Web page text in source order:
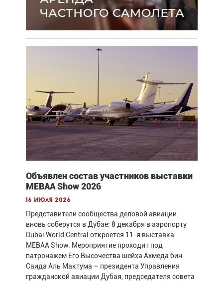
Объявлен состав участников выставки
MEBAA Show 2026
16 июля 2026
Представители сообщества деловой авиации
вновь соберутся в Дубае: 8 декабря в аэропорту
Dubai World Central откроется 11-я выставка
MEBAA Show. Мероприятие проходит под
патронажем Его Высочества шейха Ахмеда бин
Саида Аль Мактума – президента Управления
гражданской авиации Дубая, председателя совета